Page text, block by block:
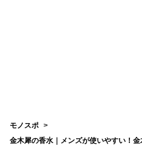
モノスポ
金木犀の香水｜メンズが使いやすい！